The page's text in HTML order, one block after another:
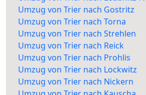
Umzug von Trier nach Gostritz
Umzug von Trier nach Torna
Umzug von Trier nach Strehlen
Umzug von Trier nach Reick
Umzug von Trier nach Prohlis
Umzug von Trier nach Lockwitz
Umzug von Trier nach Nickern